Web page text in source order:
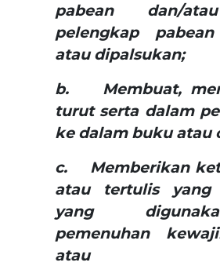
pabean dan/
pelengkap
atau dipalsukan;
b. Membuat,
turut serta dalam
ke dalam buku atau
c. Memberikan
atau tertulis yang
yang
pemenuhan
atau